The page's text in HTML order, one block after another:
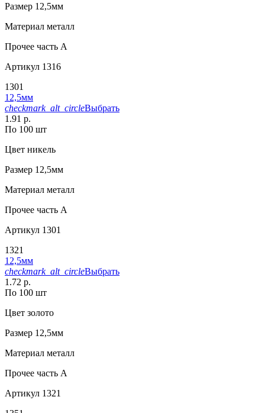
Размер 12,5мм
Материал металл
Прочее часть A
Артикул 1316
1301
12,5мм
checkmark_alt_circleВыбрать
1.91 р.
По 100 шт
Цвет никель
Размер 12,5мм
Материал металл
Прочее часть A
Артикул 1301
1321
12,5мм
checkmark_alt_circleВыбрать
1.72 р.
По 100 шт
Цвет золото
Размер 12,5мм
Материал металл
Прочее часть A
Артикул 1321